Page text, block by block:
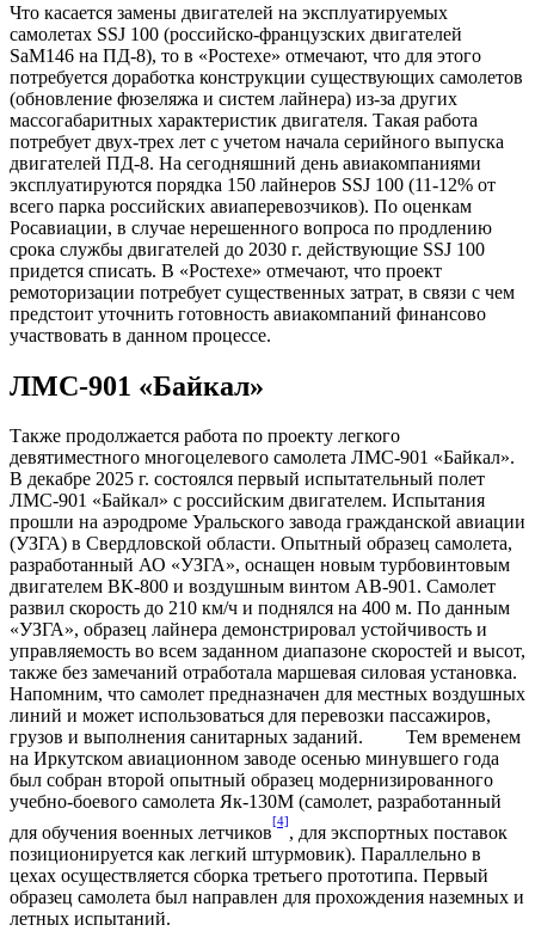
Что касается замены двигателей на эксплуатируемых
самолетах SSJ 100 (российско-французских двигателей
SaM146 на ПД-8), то в «Ростехе» отмечают, что для этого
потребуется доработка конструкции существующих самолетов
(обновление фюзеляжа и систем лайнера) из-за других
массогабаритных характеристик двигателя. Такая работа
потребует двух-трех лет с учетом начала серийного выпуска
двигателей ПД-8. На сегодняшний день авиакомпаниями
эксплуатируются порядка 150 лайнеров SSJ 100 (11-12% от
всего парка российских авиаперевозчиков). По оценкам
Росавиации, в случае нерешенного вопроса по продлению
срока службы двигателей до 2030 г. действующие SSJ 100
придется списать. В «Ростехе» отмечают, что проект
ремоторизации потребует существенных затрат, в связи с чем
предстоит уточнить готовность авиакомпаний финансово
участвовать в данном процессе.
ЛМС-901 «Байкал»
Также продолжается работа по проекту легкого
девятиместного многоцелевого самолета ЛМС-901 «Байкал».
В декабре 2025 г. состоялся первый испытательный полет
ЛМС-901 «Байкал» с российским двигателем. Испытания
прошли на аэродроме Уральского завода гражданской авиации
(УЗГА) в Свердловской области. Опытный образец самолета,
разработанный АО «УЗГА», оснащен новым турбовинтовым
двигателем ВК-800 и воздушным винтом АВ-901. Самолет
развил скорость до 210 км/ч и поднялся на 400 м. По данным
«УЗГА», образец лайнера демонстрировал устойчивость и
управляемость во всем заданном диапазоне скоростей и высот,
также без замечаний отработала маршевая силовая установка.
Напомним, что самолет предназначен для местных воздушных
линий и может использоваться для перевозки пассажиров,
грузов и выполнения санитарных заданий. Тем временем
на Иркутском авиационном заводе осенью минувшего года
был собран второй опытный образец модернизированного
учебно-боевого самолета Як-130М (самолет, разработанный
для обучения военных летчиков
[4]
, для экспортных поставок
позиционируется как легкий штурмовик). Параллельно в
цехах осуществляется сборка третьего прототипа. Первый
образец самолета был направлен для прохождения наземных и
летных испытаний.